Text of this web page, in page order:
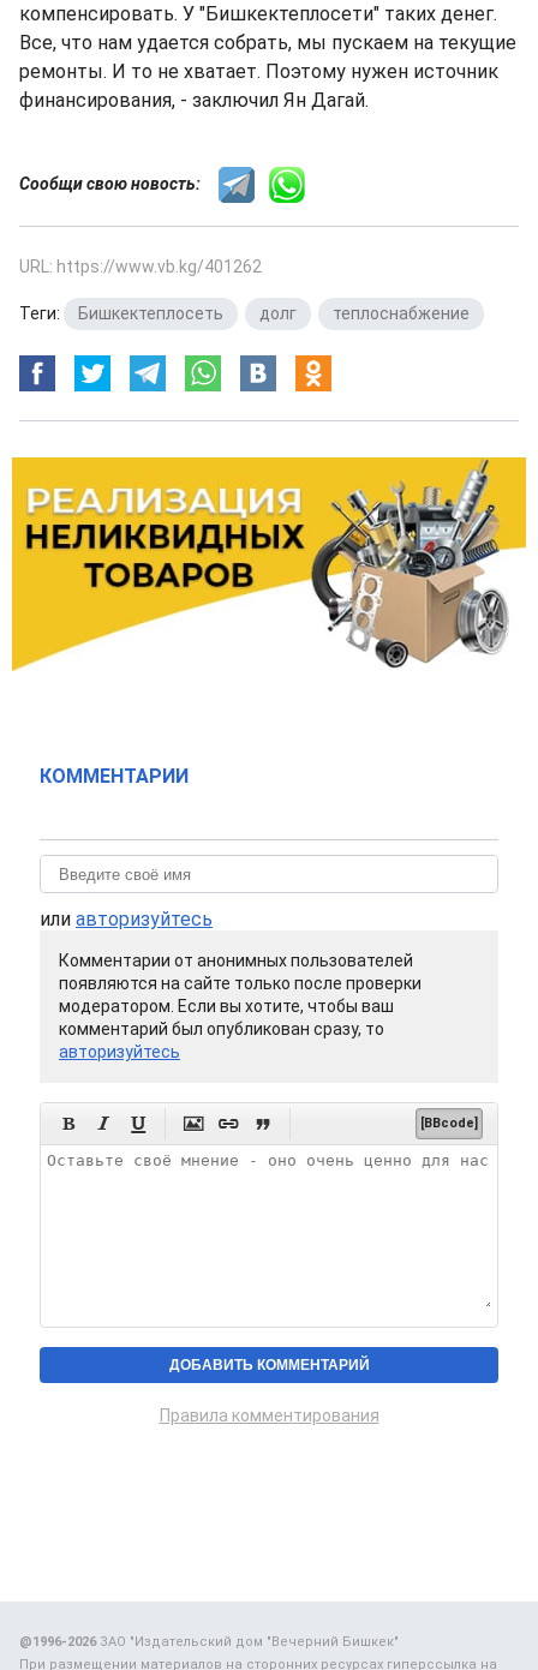
компенсировать. У "Бишкектеплосети" таких денег.
Все, что нам удается собрать, мы пускаем на текущие
ремонты. И то не хватает. Поэтому нужен источник
финансирования, - заключил Ян Дагай.
Сообщи свою новость:
URL: https://www.vb.kg/401262
Теги: Бишкектеплосеть долг теплоснабжение
КОММЕНТАРИИ
или авторизуйтесь
Комментарии от анонимных пользователей
появляются на сайте только после проверки
модератором. Если вы хотите, чтобы ваш
комментарий был опубликован сразу, то
авторизуйтесь
      [BBcode]
Правила комментирования
@1996-2026ЗАО "Издательский дом "Вечерний Бишкек"
При размещении материалов на сторонних ресурсах гиперссылка на